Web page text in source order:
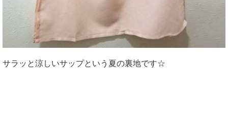
サラッと涼しいサップという夏の裏地です☆